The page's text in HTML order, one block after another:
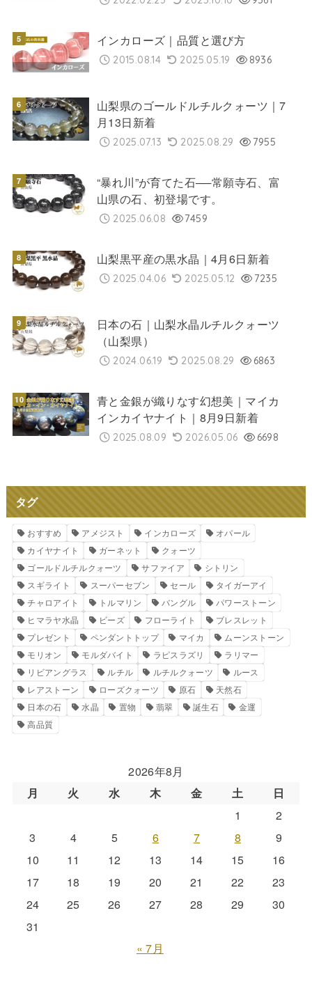
インカローズ｜品質と選び方
2015.08.14 2025.05.19 8936
山梨県のゴールドルチルクォーツ｜7
月13日新着
2025.07.13 2025.08.29 7955
“暴れ川”が育てた石──常願寺石、富
山県の石、初登場です。
2025.06.08 7459
山梨黒平産の黒水晶｜4月6日新着
2025.04.06 2025.05.12 7235
日本の石｜山梨水晶ルチルクォーツ
（山梨県）
2024.06.19 2025.08.29 6863
青と金銀が織りなす幻想美｜マイカ
インカイヤナイト｜8月9日新着
2025.08.09 2026.05.06 6698
タグ
おすすめ アメジスト インカローズ
オパール
カイヤナイト
ガーネット
クォーツ
ゴールドルチルクォーツ
サファイア
シトリン
スギライト
スーパーセブン セール
タイガーアイ
チャロアイト
トルマリン バングル
パワーストーン
ヒマラヤ水晶
ビーズ フローライト
ブレスレット
プレゼント
ペンダントトップ マイカ
ムーンストーン
モリオン
モルダバイト ラピスラズリ
ラリマー
リビアングラス
ルチル ルチルクォーツ
ルース
レアストーン
ローズクォーツ 原石
天然石
日本の石
水晶 置物 翡翠 誕生石
金運
高品質
2026年8月
月
火 水 木 金 土
日
1
2
3
4 5 6 7 8
9
10
11 12 13 14 15
16
17
18 19 20 21 22
23
24
25 26 27 28 29
30
31
« 7月